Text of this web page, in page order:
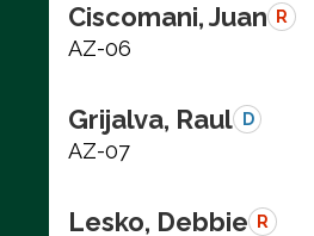
Ciscomani, Juan R
AZ-06
Grijalva, Raul D
AZ-07
Lesko, Debbie R